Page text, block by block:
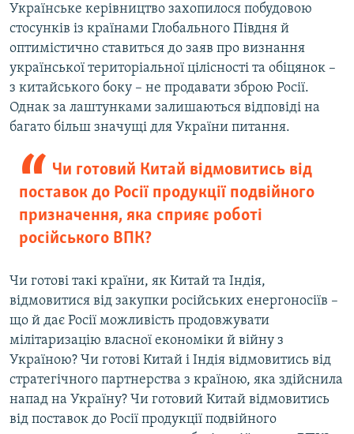
Українське керівництво захопилося побудовою
стосунків із країнами Глобального Півдня й
оптимістично ставиться до заяв про визнання
української територіальної цілісності та обіцянок –
з китайського боку – не продавати зброю Росії.
Однак за лаштунками залишаються відповіді на
багато більш значущі для України питання.
Чи готовий Китай відмовитись від
поставок до Росії продукції подвійного
призначення, яка сприяє роботі
російського ВПК?
Чи готові такі країни, як Китай та Індія,
відмовитися від закупки російських енергоносіїв –
що й дає Росії можливість продовжувати
мілітаризацію власної економіки й війну з
Україною? Чи готові Китай і Індія відмовитись від
стратегічного партнерства з країною, яка здійснила
напад на Україну? Чи готовий Китай відмовитись
від поставок до Росії продукції подвійного